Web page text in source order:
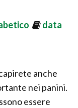
data
anche
nei panini.
essere